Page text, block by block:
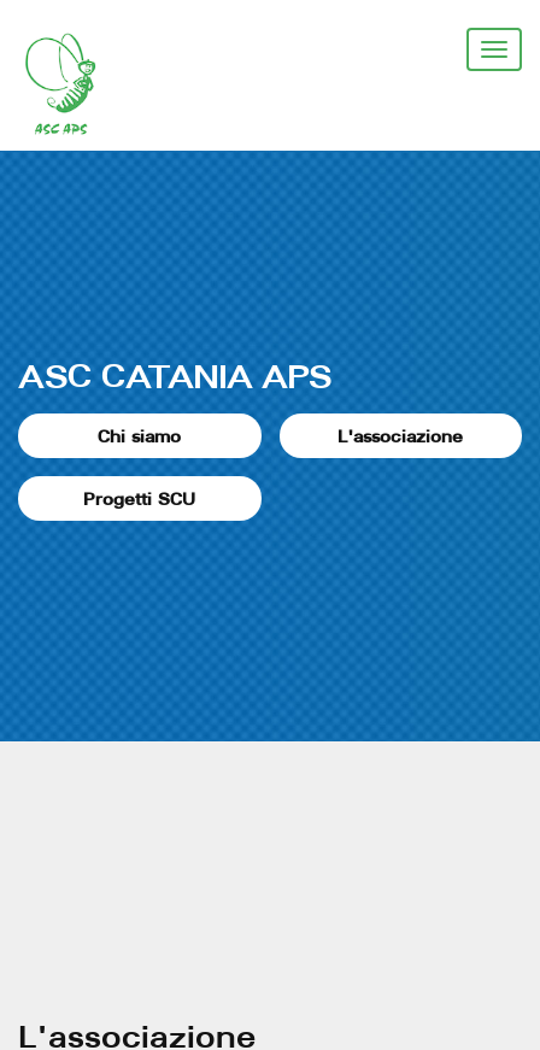
contenuto
principale
ASC CATANIA APS
Chi siamo L'associazione
Progetti SCU
L'associazione